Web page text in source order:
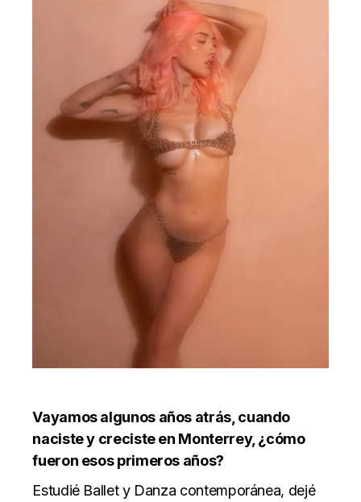
Vayamos algunos años atrás, cuando
naciste y creciste en Monterrey, ¿cómo
fueron esos primeros años?
Estudié Ballet y Danza contemporánea, dejé